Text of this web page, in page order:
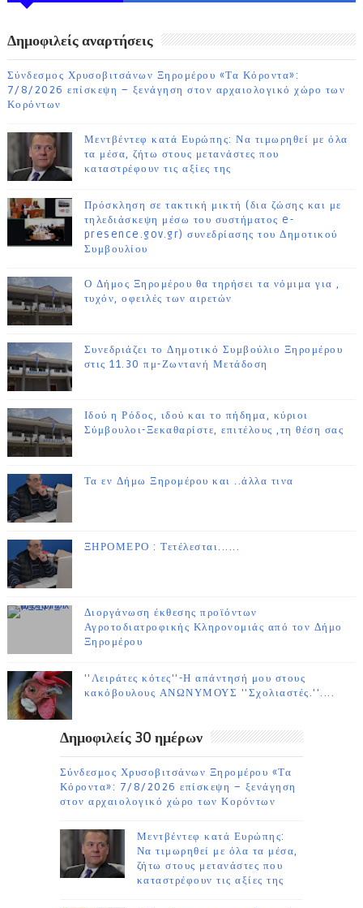
Δημοφιλείς αναρτήσεις
Σύνδεσμος Χρυσοβιτσάνων Ξηρομέρου «Τα Κόροντα»:
7/8/2026 επίσκεψη – ξενάγηση στον αρχαιολογικό χώρο των
Κορόντων
Μεντβέντεφ κατά Ευρώπης: Να τιμωρηθεί με όλα
τα μέσα, ζήτω στους μετανάστες που
καταστρέφουν τις αξίες της
Πρόσκληση σε τακτική μικτή (δια ζώσης και με
τηλεδιάσκεψη μέσω του συστήματος e-
presence.gov.gr) συνεδρίασης του Δημοτικού
Συμβουλίου
Ο Δήμος Ξηρομέρου θα τηρήσει τα νόμιμα για ,
τυχόν, οφειλές των αιρετών
Συνεδριάζει το Δημοτικό Συμβούλιο Ξηρομέρου
στις 11.30 πμ-Ζωντανή Μετάδοση
Ιδού η Ρόδος, ιδού και το πήδημα, κύριοι
Σύμβουλοι-Ξεκαθαρίστε, επιτέλους ,τη θέση σας
Τα εν Δήμω Ξηρομέρου και ..άλλα τινα
ΞΗΡΟΜΕΡΟ : Τετέλεσται......
Διοργάνωση έκθεσης προϊόντων
Αγροτοδιατροφικής Κληρονομιάς από τον Δήμο
Ξηρομέρου
''Λειράτες κότες''-Η απάντησή μου στους
κακόβουλους ΑΝΩΝΥΜΟΥΣ ''Σχολιαστές.''....
Δημοφιλείς 30 ημέρων
Σύνδεσμος Χρυσοβιτσάνων Ξηρομέρου «Τα
Κόροντα»: 7/8/2026 επίσκεψη – ξενάγηση
στον αρχαιολογικό χώρο των Κορόντων
Μεντβέντεφ κατά Ευρώπης:
Να τιμωρηθεί με όλα τα μέσα,
ζήτω στους μετανάστες που
καταστρέφουν τις αξίες της